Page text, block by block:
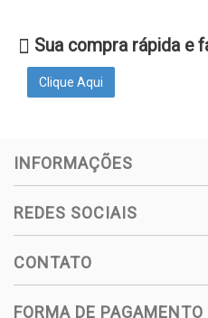
Sua compra rápida e
Clique Aqui
INFORMAÇÕES
REDES SOCIAIS
CONTATO
FORMA DE PAGAMENTO